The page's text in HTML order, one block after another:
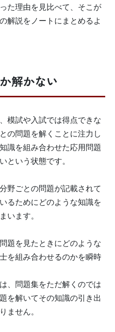
た理由を見比べて、そこが
解説をノートにまとめるよ
解かない
模試や入試では得点できな
の問題を解くことに注力し
識を組み合わせた応用問題
という状態です。
野ごとの問題が記載されて
るためにどのような知識を
います。
題を見たときにどのような
を組み合わせるのかを瞬時
、問題集をただ解くのでは
を解いてその知識の引き出
ません。